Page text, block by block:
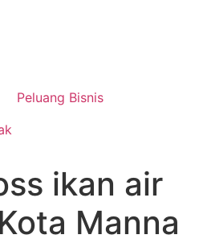
Peluang Bisnis
ikan air
Manna